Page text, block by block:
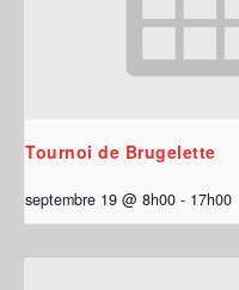
Tournoi de Brugelette
septembre 19 @ 8h00 - 17h00